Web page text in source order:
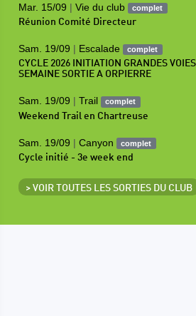
Mar. 15/09 | Vie du club complet
Réunion Comité Directeur
Sam. 19/09 | Escalade complet
CYCLE 2026 INITIATION GRANDES VOIES
SEMAINE SORTIE A ORPIERRE
Sam. 19/09 | Trail complet
Weekend Trail en Chartreuse
Sam. 19/09 | Canyon complet
Cycle initié - 3e week end
> VOIR TOUTES LES SORTIES DU CLUB